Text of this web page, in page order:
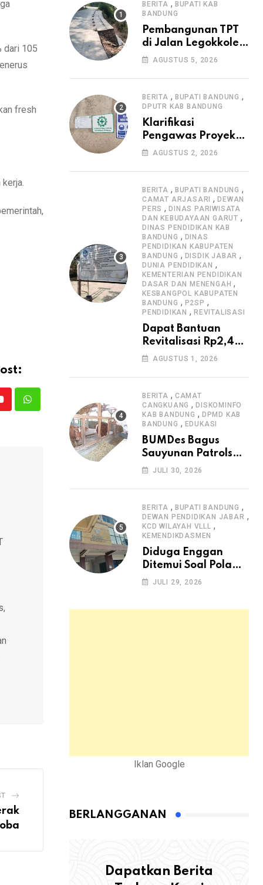
dari 105
fresh
Whatsapp
BERITA , BUPATI KAB
BANDUNG
Pembangunan TPT
di Jalan Legokkole
Rawabogo Disorot
Tanpa Papan
Informasi Proyek
AGUSTUS 5, 2026
BERITA , BUPATI BANDUNG ,
DPUTR KAB BANDUNG
Klarifikasi
Pengawas Proyek
Citiis Terkait
Pengawasan K3
AGUSTUS 2, 2026
BERITA , BUPATI BANDUNG ,
CAMAT ARJASARI ,DEWAN
PERS ,DINAS PARIWISATA
DAN KEBUDAYAAN GARUT ,
DINAS PENDIDIKAN KAB
BANDUNG , DINAS
PENDIDIKAN KABUPATEN
BANDUNG , DISDIK JABAR ,
DUNIA PENDIDIKAN ,
KEMENTERIAN PENDIDIKAN
DASAR DAN MENENGAH ,
KESBANGPOL KABUPATEN
BANDUNG , P2SP ,
PENDIDIKAN , REVITALISASI
Dapat Bantuan
Revitalisasi Rp2,4
Miliar, SMPN 1
Masyarakat Sambut
Antusias
AGUSTUS 1, 2026
BERITA , CAMAT
CANGKUANG ,DISKOMINFO
KAB BANDUNG , DPMD KAB
BANDUNG , EDUKASI
BUMDes Bagus
Sauyunan Patrolsari
Alokasikan 20
untuk Ketahanan
Pangan Hewani dan
Nabati
JULI 30, 2026
BERITA , BUPATI BANDUNG ,
DEWAN PENDIDIKAN JABAR ,
KCD WILAYAH VLLL ,
KEMENDIKDASMEN
Diduga Enggan
Ditemui Soal Pola
SPMB, Kepsek SMAN
JULI 29, 2026
Iklan Google
BERLANGGANAN
Dapatkan Berita